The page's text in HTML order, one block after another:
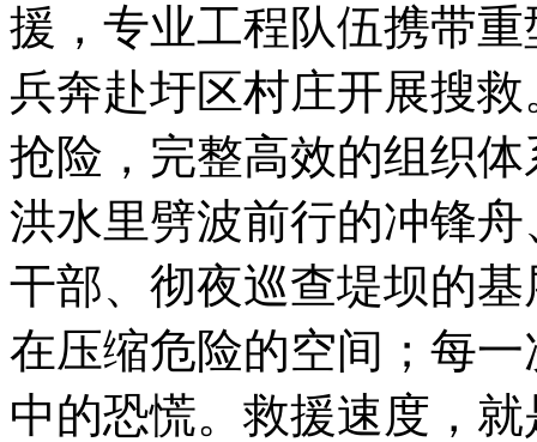
援，专业工程队伍携带
兵奔赴圩区村庄开展搜
抢险，完整高效的组织
洪水里劈波前行的冲锋
干部、彻夜巡查堤坝的
在压缩危险的空间；每
中的恐慌。救援速度，